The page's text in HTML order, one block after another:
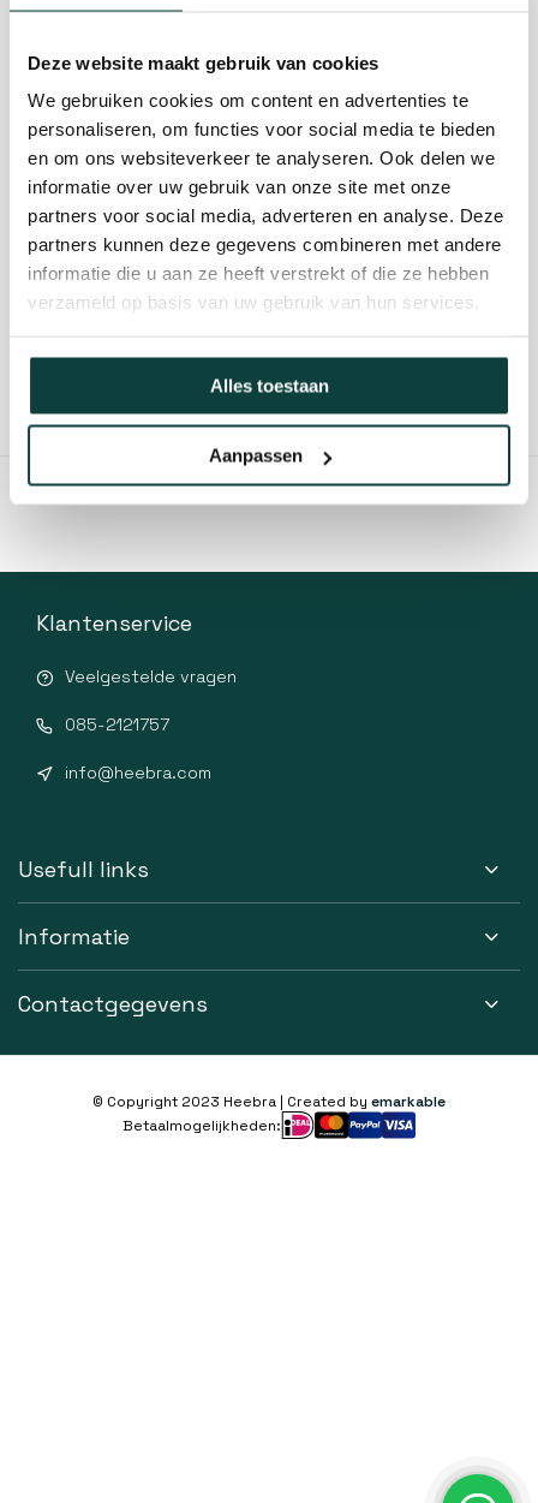
Deze website maakt gebruik van cookies
We gebruiken cookies om content en advertenties te
personaliseren, om functies voor social media te bieden
en om ons websiteverkeer te analyseren. Ook delen we
informatie over uw gebruik van onze site met onze
partners voor social media, adverteren en analyse. Deze
partners kunnen deze gegevens combineren met andere
informatie die u aan ze heeft verstrekt of die ze hebben
verzameld op basis van uw gebruik van hun services.
Alles toestaan
Aanpassen
Specificaties
Kunnen we je helpen?
085-2121757
10% korting!
Klantenservice
Veelgestelde vragen
085-2121757
info@heebra.com
Usefull links
Informatie
Contactgegevens
© Copyright 2023 Heebra | Created by emarkable
Betaalmogelijkheden: